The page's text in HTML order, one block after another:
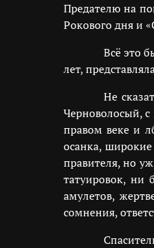
Предателю на
Рокового дня и
Всё это
лет,
Не
Черноволосый,
правом веке и
осанка,
правителя, но
татуировок, ни
амулетов,
сомнения,